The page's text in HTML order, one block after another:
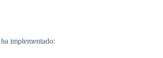
implementado: